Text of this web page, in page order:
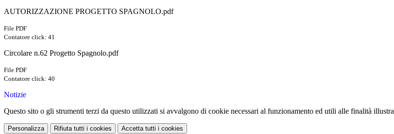
AUTORIZZAZIONE PROGETTO SPAGNOLO.pdf
File PDF
Contatore click: 41
Circolare n.62 Progetto Spagnolo.pdf
File PDF
Contatore click: 40
Notizie
Questo sito o gli strumenti terzi da questo utilizzati si avvalgono di cookie necessari al funzionamento ed utili alle finalità
Personalizza Rifiuta tutti i cookies Accetta tutti i cookies